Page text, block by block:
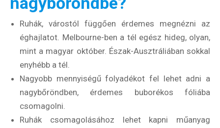
Ruhák, várostól függően érdemes megnézni az
éghajlatot. Melbourne-ben a tél egész hideg, olyan,
mint a magyar október. Észak-Ausztráliában sokkal
enyhébb a tél.
Nagyobb mennyiségű folyadékot fel lehet adni a
nagybőröndben, érdemes buborékos fóliába
csomagolni.
Ruhák csomagolásához lehet kapni műanyag